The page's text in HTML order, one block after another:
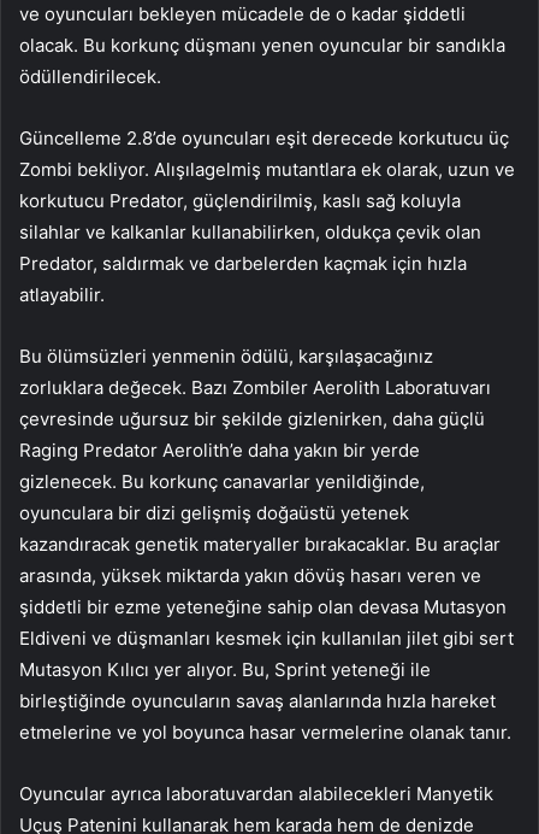
ve oyuncuları bekleyen mücadele de o kadar şiddetli
olacak. Bu korkunç düşmanı yenen oyuncular bir sandıkla
ödüllendirilecek.
Güncelleme 2.8’de oyuncuları eşit derecede korkutucu üç
Zombi bekliyor. Alışılagelmiş mutantlara ek olarak, uzun ve
korkutucu Predator, güçlendirilmiş, kaslı sağ koluyla
silahlar ve kalkanlar kullanabilirken, oldukça çevik olan
Predator, saldırmak ve darbelerden kaçmak için hızla
atlayabilir.
Bu ölümsüzleri yenmenin ödülü, karşılaşacağınız
zorluklara değecek. Bazı Zombiler Aerolith Laboratuvarı
çevresinde uğursuz bir şekilde gizlenirken, daha güçlü
Raging Predator Aerolith’e daha yakın bir yerde
gizlenecek. Bu korkunç canavarlar yenildiğinde,
oyunculara bir dizi gelişmiş doğaüstü yetenek
kazandıracak genetik materyaller bırakacaklar. Bu araçlar
arasında, yüksek miktarda yakın dövüş hasarı veren ve
şiddetli bir ezme yeteneğine sahip olan devasa Mutasyon
Eldiveni ve düşmanları kesmek için kullanılan jilet gibi sert
Mutasyon Kılıcı yer alıyor. Bu, Sprint yeteneği ile
birleştiğinde oyuncuların savaş alanlarında hızla hareket
etmelerine ve yol boyunca hasar vermelerine olanak tanır.
Oyuncular ayrıca laboratuvardan alabilecekleri Manyetik
Uçuş Patenini kullanarak hem karada hem de denizde